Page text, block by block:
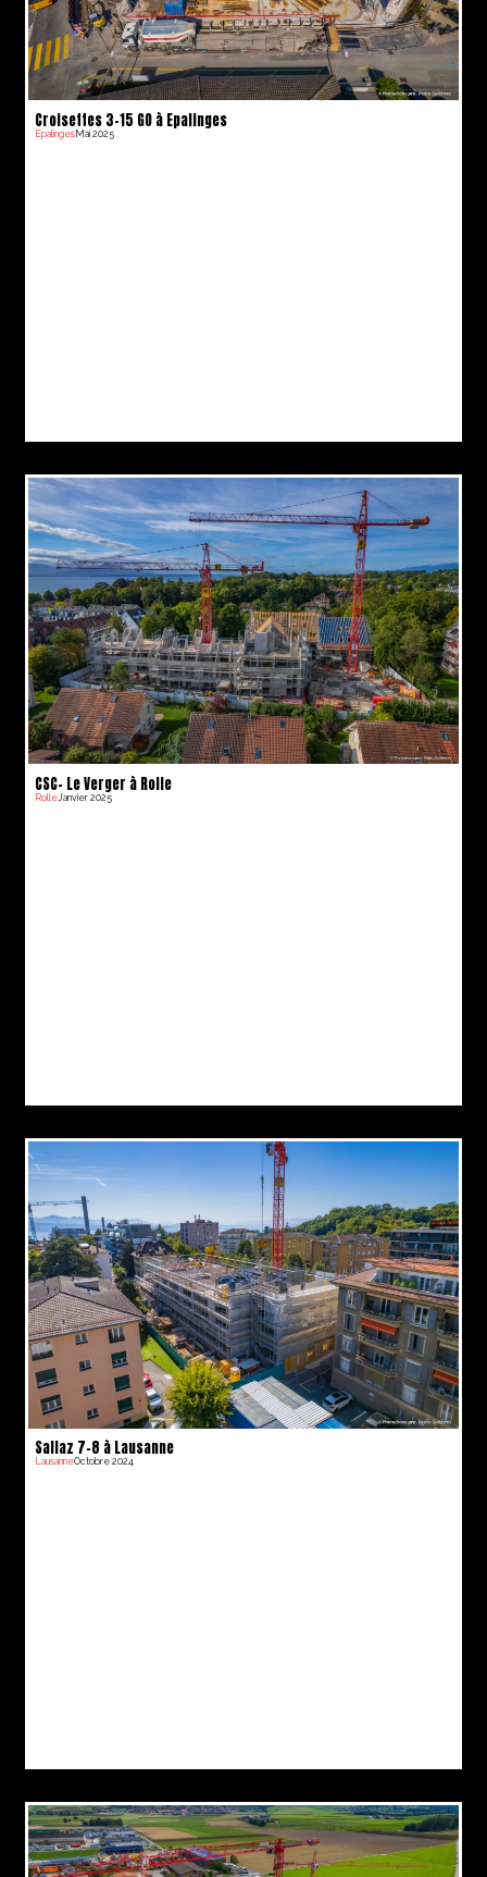
Croisettes 3-15 GO à Epalinges
EpalingesMai 2025
CSC- Le Verger à Rolle
Rolle Janvier 2025
Sallaz 7-8 à Lausanne
LausanneOctobre 2024